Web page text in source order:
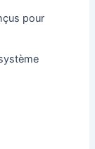
pour